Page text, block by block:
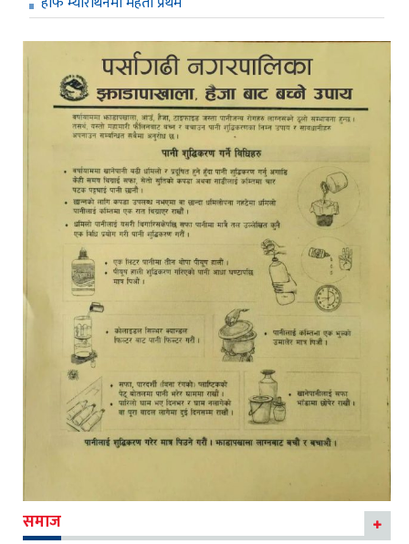
समाज